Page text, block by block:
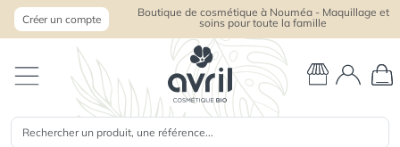
Créer un compte
Boutique de cosmétique à Nouméa - Maquillage et
soins pour toute la famille